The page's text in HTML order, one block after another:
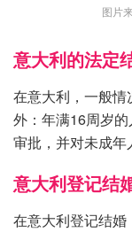
图片
意大利的法定
在意大利，一般
外：年满16周岁
审批，并对未成年
意大利登记结
在意大利登记结婚